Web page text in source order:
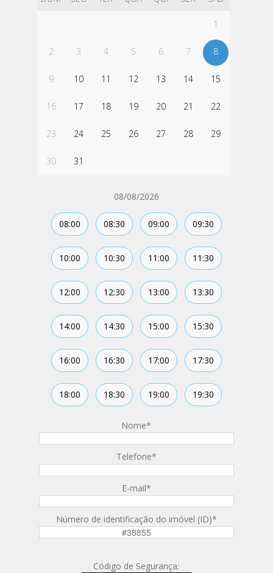
1
2 3 4 5 6 7 8
9 10 11 12 13 14 15
16 17 18 19 20 21 22
23 24 25 26 27 28 29
30 31
08/08/2026
08:00 08:30 09:00 09:30
10:00 10:30 11:00 11:30
12:00 12:30 13:00 13:30
14:00 14:30 15:00 15:30
16:00 16:30 17:00 17:30
18:00 18:30 19:00 19:30
Nome*
Telefone*
E-mail*
Número de identificação do imóvel (ID)*
Código de Segurança: